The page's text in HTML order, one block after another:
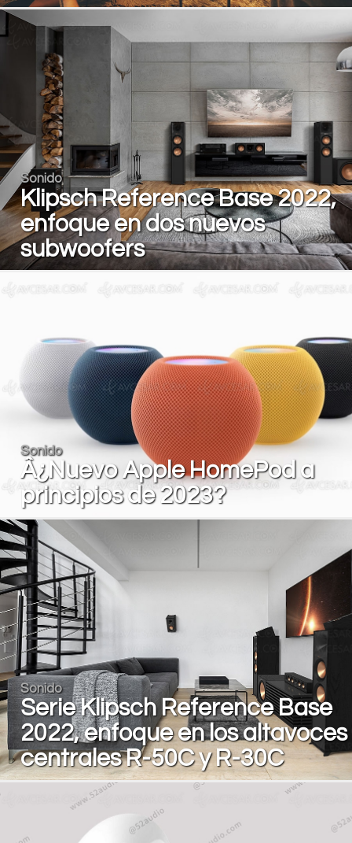
Sonido
Klipsch Reference Base 2022,
enfoque en dos nuevos
subwoofers
Sonido
Â¿Nuevo Apple HomePod a
principios de 2023?
Sonido
Serie Klipsch Reference Base
2022, enfoque en los altavoces
centrales R-50C y R-30C